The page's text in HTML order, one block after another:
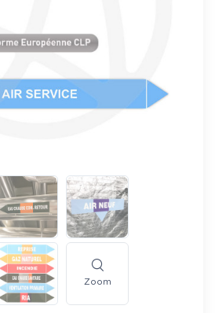
Zoom